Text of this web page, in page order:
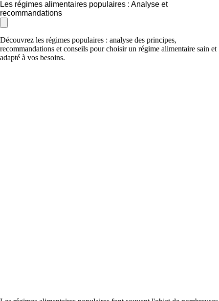
Les régimes alimentaires populaires : Analyse et
recommandations
Découvrez les régimes populaires : analyse des principes,
recommandations et conseils pour choisir un régime alimentaire sain et
adapté à vos besoins.